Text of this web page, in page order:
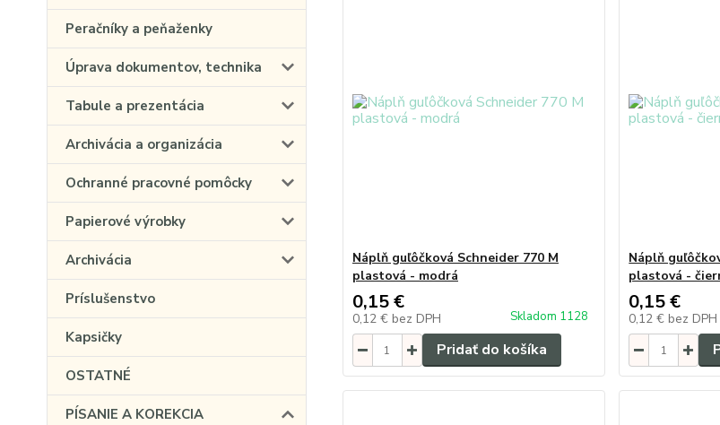
Peračníky a peňaženky
Úprava dokumentov, technika
Tabule a prezentácia
Archivácia a organizácia
Ochranné pracovné pomôcky
Papierové výrobky
Archivácia
Príslušenstvo
Kapsičky
OSTATNÉ
PÍSANIE A KOREKCIA
Náplň guľôčková Schneider 770 M
plastová - modrá
0,15 €
0,12 € bez DPH Skladom 1128
Pridať do košíka
Náplň
plastová -
0,15 €
0,12 € bez DPH